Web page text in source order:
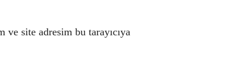
ve site adresim bu tarayıcıya